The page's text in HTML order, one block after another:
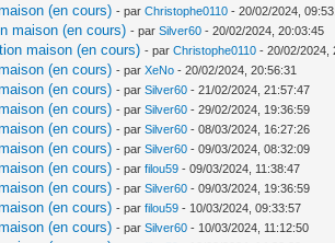
(en cours) - parChristophe0110 - 20/02/2024,
maison (en cours) - parSilver60 - 20/02/2024, 20:03:45
maison (en cours) - parChristophe0110 - 20/02/2024,
(en cours) - parXeNo - 20/02/2024, 20:56:31
(en cours) - parSilver60 - 21/02/2024, 21:57:47
(en cours) - parSilver60 - 29/02/2024, 19:36:59
(en cours) - parSilver60 - 08/03/2024, 16:27:26
(en cours) - parSilver60 - 09/03/2024, 08:32:09
(en cours) - parfilou59 - 09/03/2024, 11:38:47
(en cours) - parSilver60 - 09/03/2024, 19:36:59
(en cours) - parfilou59 - 10/03/2024, 09:33:57
(en cours) - parSilver60 - 10/03/2024, 11:12:50